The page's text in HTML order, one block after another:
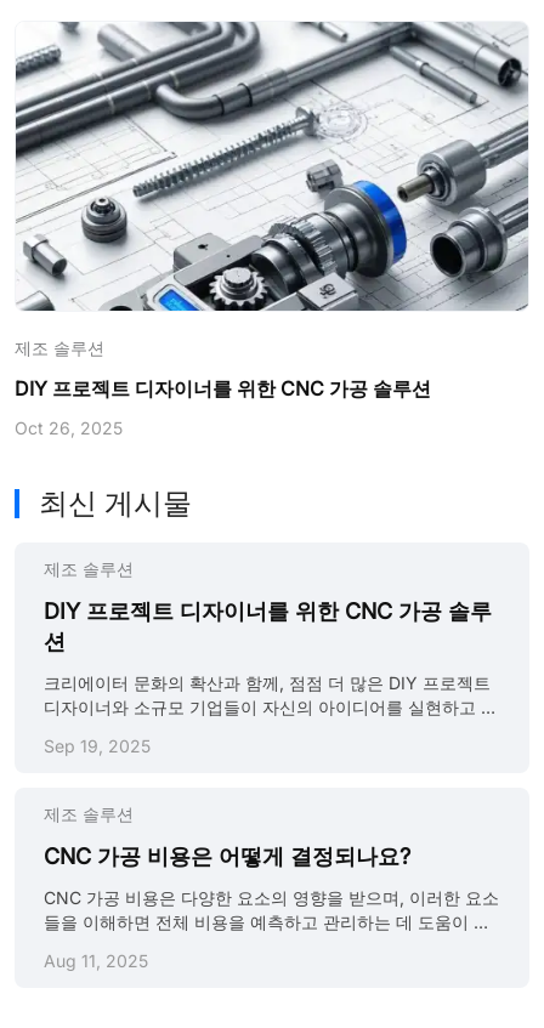
을 이해하는 것이 중요합니다. 팁: JLC3DP CNC 가공 재료
가격 순위: Cooper-T2 > Brass-H59 > POM >
Aluminum7075 > Acrylic > PC = Aluminum 6061 > FR4 >
Nylon-PA6 > ABS-White > ABS-Black = Polypropylene >
ABS-Yellow > Bakelite 2. 가공 시간 제조업에서 시간은 돈
이며, CNC 가공도 예외가 아닙니다. 전체 가공 과정에 필요
한 시간에는 설정 시간, 프로그래밍 시간, 실제 가공 시간이
포함됩니다. 효율적인 프로......
제조 솔루션
DIY 프로젝트 디자이너를 위한 CNC 가공 솔루션
Oct 26, 2025
최신 게시물
제조 솔루션
DIY 프로젝트 디자이너를 위한 CNC 가공 솔루
션
크리에이터 문화의 확산과 함께, 점점 더 많은 DIY 프로젝트
디자이너와 소규모 기업들이 자신의 아이디어를 실현하고 있
CNC(Computer Numerical Control) 가공 기술은 이러한 프
CNC 가공은 고정밀·소재 다양성·자동화의 장점 덕분에 DIY
분야에서 각광받고 있습니다. 맞춤 부품 제작부터 소량 생산
까지, CNC 가공은 다양한 요구를 충족시켜 디자이너들의 창
트에서 흔히 활용되는 CNC 가공 시나리오 프로토타입 제작
및 테스트 CNC 가공 기술을 활용하면 디자이너는 아이디어
를 빠르게 실체 모델로 시각화할 수 있습니다. 고정밀 가공 특
성 덕분에 상세한 프로토타입을 단기간에 제작할 수 있으며,
Sep 19, 2025
제조 솔루션
CNC 가공 비용은 어떻게 결정되나요?
CNC 가공 비용은 다양한 요소의 영향을 받으며, 이러한 요소
들을 이해하면 전체 비용을 예측하고 관리하는 데 도움이 됩
니다: 1. 재료 비용 재료 선택은 CNC 가공 비용의 기본적인
Aug 11, 2025